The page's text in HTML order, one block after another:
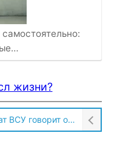
жизни?
Солдат ВСУ говорит о том, чтобы продавали топливо для ремонта техники в Угледаре